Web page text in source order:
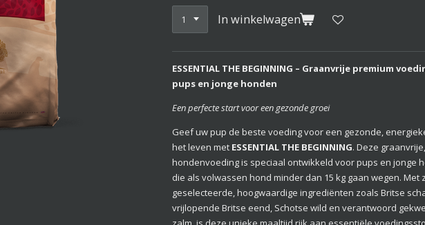
In winkelwagen
ESSENTIAL THE BEGINNING – Graanvrije premium
pups en jonge honden
Een perfecte start voor een gezonde groei
Geef uw pup de beste voeding voor een gezonde,
het leven met ESSENTIAL THE BEGINNING. Deze
hondenvoeding is speciaal ontwikkeld voor pups en jonge
die als volwassen hond minder dan 15 kg gaan wegen. Met
geselecteerde, hoogwaardige ingrediënten zoals Britse
vrijlopende Britse eend, Schotse wild en verantwoord